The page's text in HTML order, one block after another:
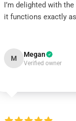
I’m delighted with
it functions exactly
M Megan
Verified owner